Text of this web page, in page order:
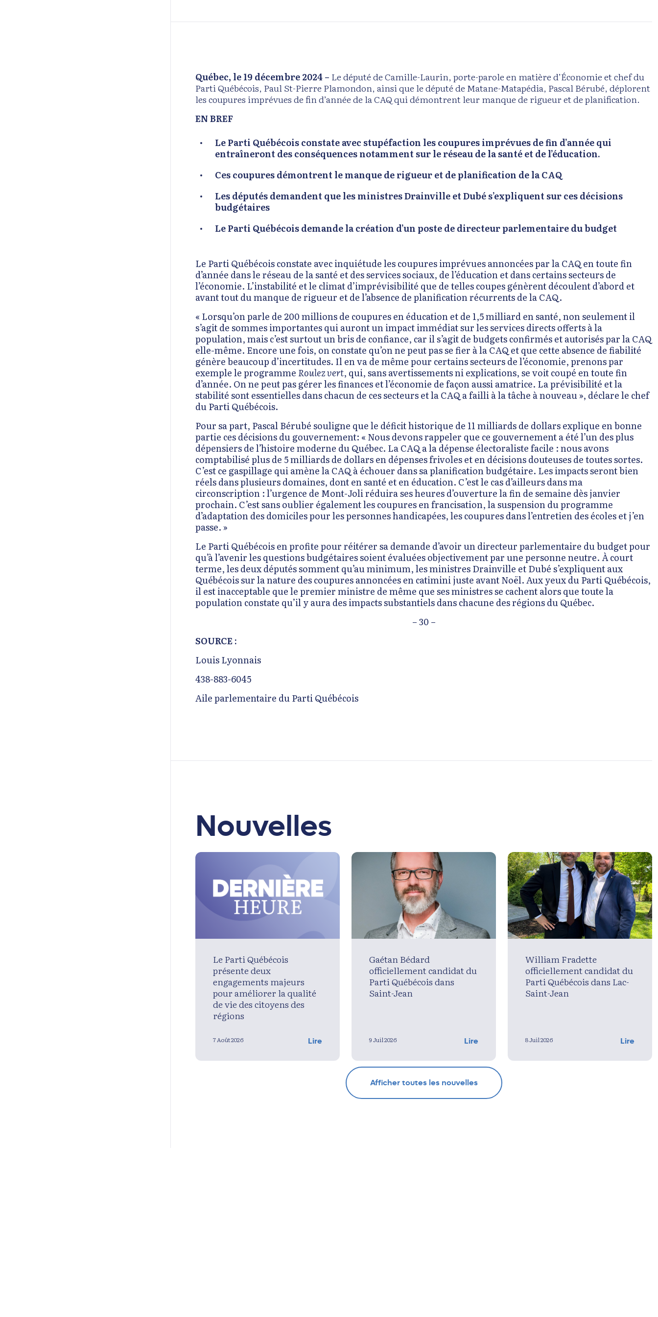
Québec, le 19 décembre 2024 – Le député de Camille-Laurin, porte-parole en matière d’Économie et chef du
Parti Québécois, Paul St-Pierre Plamondon, ainsi que le député de Matane-Matapédia, Pascal Bérubé, déplorent
les coupures imprévues de fin d’année de la CAQ qui démontrent leur manque de rigueur et de planification.
EN BREF
Le Parti Québécoisconstate avec stupéfaction les coupures imprévues de fin d’année qui
entraîneront des conséquences notamment sur le réseau de la santé et de l’éducation.
Ces coupures démontrent le manque de rigueur et de planification de la CAQ
Les députés demandent que les ministres Drainville et Dubé s’expliquent sur ces décisions
budgétaires
Le Parti Québécois demande la création d’un poste dedirecteur parlementaire du budget
Le Parti Québécois constate avec inquiétude les coupures imprévues annoncées par la CAQ en toute fin
d’année dans le réseau de la santé et des services sociaux, de l’éducation et dans certains secteurs de
l’économie. L’instabilité et le climat d’imprévisibilité que de telles coupes génèrent découlent d’abord et
avant tout du manque de rigueur et de l’absence de planification récurrents de la CAQ.
« Lorsqu’on parle de 200 millions de coupures en éducation et de 1,5 milliard en santé, non seulement il
s’agit de sommes importantes qui auront un impact immédiat sur les services directs offerts à la
population, mais c’est surtout un bris de confiance, car il s’agit de budgets confirmés et autorisés par la CAQ
elle-même. Encore une fois, on constate qu’on ne peut pas se fier à la CAQ et que cette absence de fiabilité
génère beaucoup d’incertitudes. Il en va de même pour certains secteurs de l’économie, prenons par
exemple le programme Roulez vert, qui, sans avertissements ni explications, se voit coupé en toute fin
d’année. On ne peut pas gérer les finances et l’économie de façon aussi amatrice. La prévisibilité et la
stabilité sont essentielles dans chacun de ces secteurs et la CAQ a failli à la tâche à nouveau », déclare le chef
du Parti Québécois.
Pour sa part, Pascal Bérubé souligne que le déficit historique de 11 milliards de dollars explique en bonne
partie ces décisions du gouvernement: « Nous devons rappeler que ce gouvernement a été l’un des plus
dépensiers de l’histoire moderne du Québec. La CAQ a la dépense électoraliste facile : nous avons
comptabilisé plus de 5 milliards de dollars en dépenses frivoles et en décisions douteuses de toutes sortes.
C’est ce gaspillage qui amène la CAQ à échouer dans sa planification budgétaire. Les impacts seront bien
réels dans plusieurs domaines, dont en santé et en éducation. C’est le cas d’ailleurs dans ma
circonscription : l’urgence de Mont-Joli réduira ses heures d’ouverture la fin de semaine dès janvier
prochain. C’est sans oublier également les coupures en francisation, la suspension du programme
d’adaptation des domiciles pour les personnes handicapées, les coupures dans l’entretien des écoles et j’en
passe. »
Le Parti Québécois en profite pour réitérer sa demande d’avoir un directeur parlementaire du budget pour
qu’à l’avenir les questions budgétaires soient évaluées objectivement par une personne neutre. À court
terme, les deux députés somment qu’au minimum, les ministres Drainville et Dubé s’expliquent aux
Québécois sur la nature des coupures annoncées en catimini juste avant Noël. Aux yeux du Parti Québécois,
il est inacceptable que le premier ministre de même que ses ministres se cachent alors que toute la
population constate qu’il y aura des impacts substantiels dans chacune des régions du Québec.
– 30 –
SOURCE :
Louis Lyonnais
438-883-6045
Aile parlementaire du Parti Québécois
Nouvelles
Le Parti Québécois
présente deux
engagements majeurs
pour améliorer la qualité
de vie des citoyens des
régions
7 Août 2026 Lire
Gaétan Bédard
officiellement candidat du
Parti Québécois dans
Saint-Jean
9 Juil 2026 Lire
William Fradette
officiellement candidat du
Parti Québécois dans Lac-
Saint-Jean
8 Juil 2026 Lire
Afficher toutes les nouvelles